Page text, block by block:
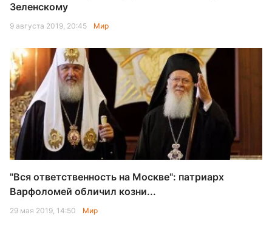
Зеленскому
9 августа 2019, 20:45 Мир
"Вся ответственность на Москве": патриарх
Варфоломей обличил козни...
29 мая 2019, 14:50 Мир